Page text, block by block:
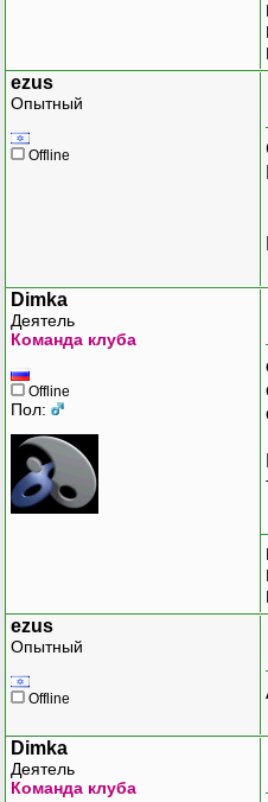
ezus
Опытный
Offline
Dimka
Деятель
Команда клуба
Offline
Пол:
ezus
Опытный
Offline
Dimka
Деятель
Команда клуба